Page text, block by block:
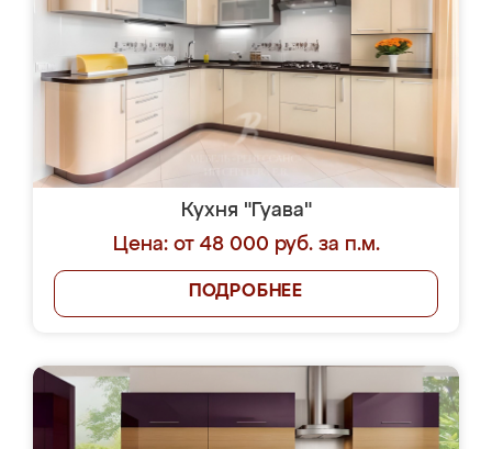
Кухня "Гуава"
Цена: от 48 000 руб. за п.м.
ПОДРОБНЕЕ